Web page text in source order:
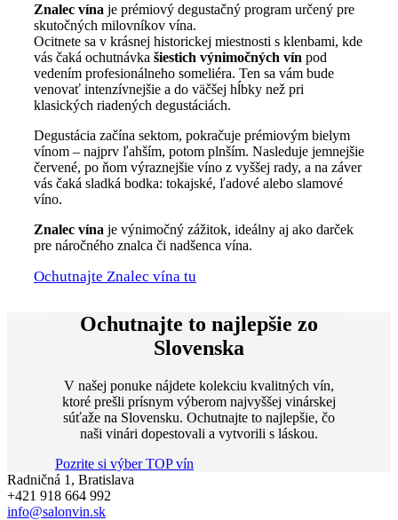
Znalec vína je prémiový degustačný program určený pre
skutočných milovníkov vína.
Ocitnete sa v krásnej historickej miestnosti s klenbami, kde
vás čaká ochutnávka šiestich výnimočných vín pod
vedením profesionálneho someliéra. Ten sa vám bude
venovať intenzívnejšie a do väčšej hĺbky než pri
klasických riadených degustáciách.
Degustácia začína sektom, pokračuje prémiovým bielym
vínom – najprv ľahším, potom plnším. Nasleduje jemnejšie
červené, po ňom výraznejšie víno z vyššej rady, a na záver
vás čaká sladká bodka: tokajské, ľadové alebo slamové
víno.
Znalec vína je výnimočný zážitok, ideálny aj ako darček
pre náročného znalca či nadšenca vína.
Ochutnajte Znalec vína tu
Ochutnajte to najlepšie zo
Slovenska
V našej ponuke nájdete kolekciu kvalitných vín,
ktoré prešli prísnym výberom najvyššej vinárskej
súťaže na Slovensku. Ochutnajte to najlepšie, čo
naši vinári dopestovali a vytvorili s láskou.
Pozrite si výber TOP vín
Radničná 1, Bratislava
+421 918 664 992
info@salonvin.sk